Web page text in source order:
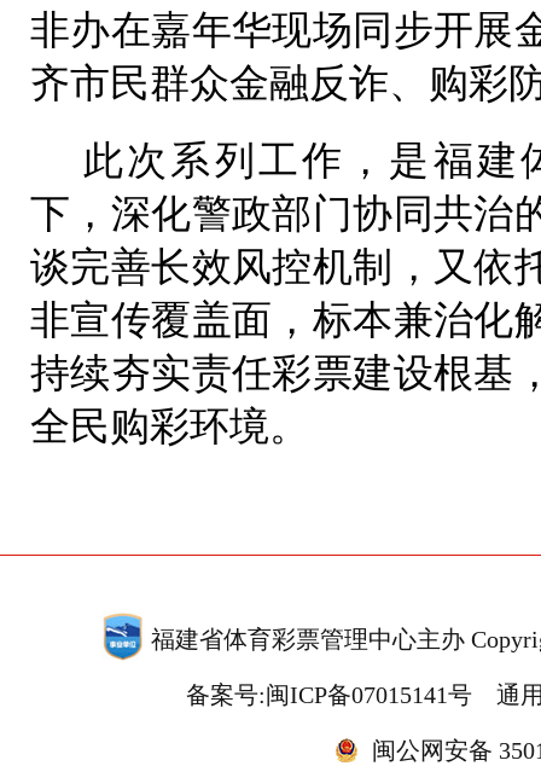
非办在嘉年华现场同步开展
齐市民群众金融反诈、购彩
此次系列工作，是福建
下，深化警政部门协同共治
谈完善长效风控机制，又依
非宣传覆盖面，标本兼治化
持续夯实责任彩票建设根基
全民购彩环境。
福建省体育彩票管理中心主办
备案号:闽ICP备07015141号 通用
闽公网安备